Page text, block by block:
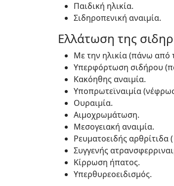
Παιδική ηλικία.
Σιδηροπενική αναιμία.
Ελλάτωση της
Με την ηλικία (πάνω από
Υπερφόρτωση σιδήρου
Κακόηθης αναιμία.
Υποπρωτεϊναιμία
Ουραιμία.
Αιμοχρωμάτωση.
Μεσογειακή αναιμία.
Ρευματοειδής αρθρίτιδα
Συγγενής
Κίρρωση ήπατος.
Υπερθυρεοειδισμός.